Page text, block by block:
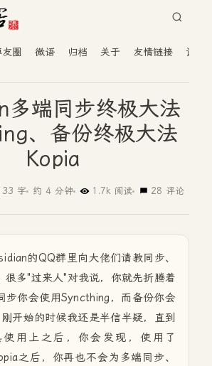
圈 微语 归档 关于 友情链接 读者
多端同步终极大法
、备份终极大法
Kopia
字 约 4 分钟 1.7k 阅读 28 评论
的QQ群里向大佬们请教同步、
很多"过来人"对我说，你就先折腾着
步你会使用Syncthing，而备份你会
开始的时候我还是半信半疑，直到
用上之后，你会发现，使用了
之后，你再也不会为多端同步、